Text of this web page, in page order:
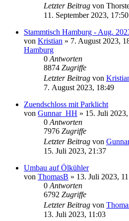
Letzter Beitrag von
11. September 2023, 17:50
Stammtisch Hamburg - Aug.
von Kristian » 7. August 2023,
Hamburg
0 Antworten
8874 Zugriffe
Letzter Beitrag von
7. August 2023, 18:49
Zuendschloss mit Parklicht
von Gunnar_HH » 15. Juli
0 Antworten
7976 Zugriffe
Letzter Beitrag von
15. Juli 2023, 21:37
Umbau auf Ölkühler
von ThomasB » 13. Juli 2023,
0 Antworten
6792 Zugriffe
Letzter Beitrag von
13. Juli 2023, 11:03